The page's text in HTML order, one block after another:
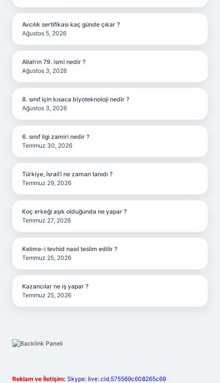
Avcılık sertifikası kaç günde çıkar ?
Ağustos 5, 2026
Allah’ın 79. ismi nedir ?
Ağustos 3, 2026
8. sınıf için kısaca biyoteknoloji nedir ?
Ağustos 3, 2026
6. sınıf ilgi zamiri nedir ?
Temmuz 30, 2026
Türkiye, İsrail’i ne zaman tanıdı ?
Temmuz 29, 2026
Koç erkeği aşık olduğunda ne yapar ?
Temmuz 27, 2026
Kelime-i tevhid nasıl teslim edilir ?
Temmuz 25, 2026
Kazancılar ne iş yapar ?
Temmuz 25, 2026
Reklam ve İletişim: Skype: live:.cid.575569c608265c69